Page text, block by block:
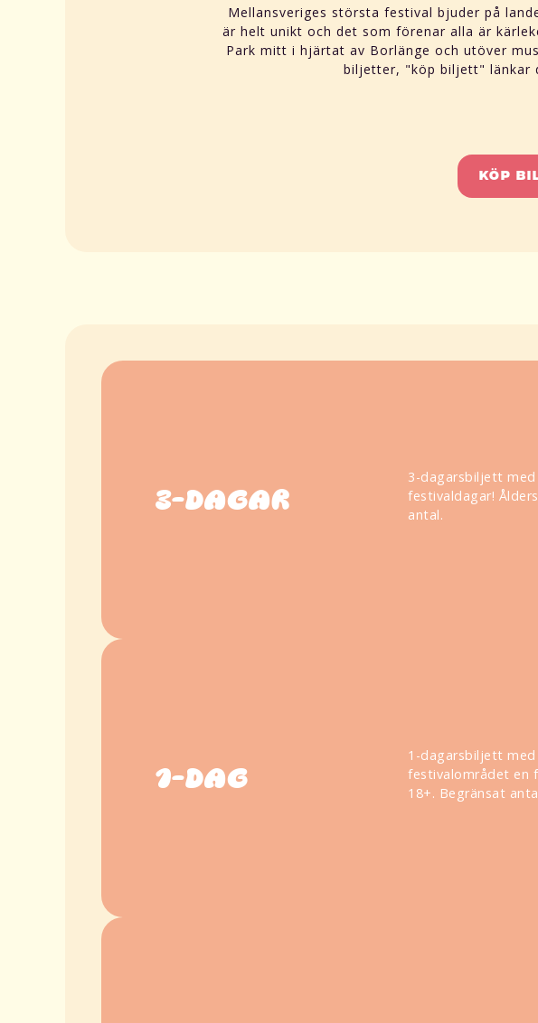
Mellansveriges största festival bjuder på
är helt unikt och det som förenar alla är
Park mitt i hjärtat av Borlänge och utöver
biljetter, "köp biljett" länkar
Köp
3-dagarsbiljett
festivaldagar!
antal.
3-DAGAR
1-dagarsbiljett
festivalområdet en
18+. Begränsat
1-DAG